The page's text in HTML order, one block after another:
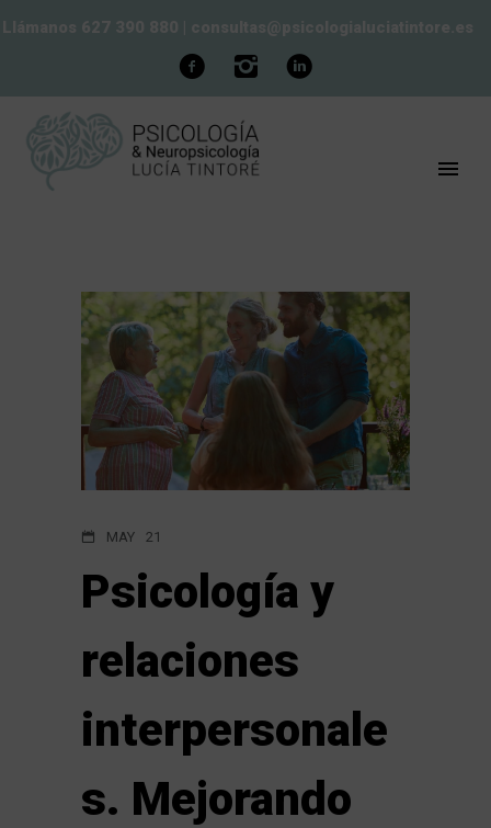
Llámanos 627 390 880 consultas@psicologialuciatintore.es
MAY 21
Psicología y
relaciones
interpersonale
s. Mejorando